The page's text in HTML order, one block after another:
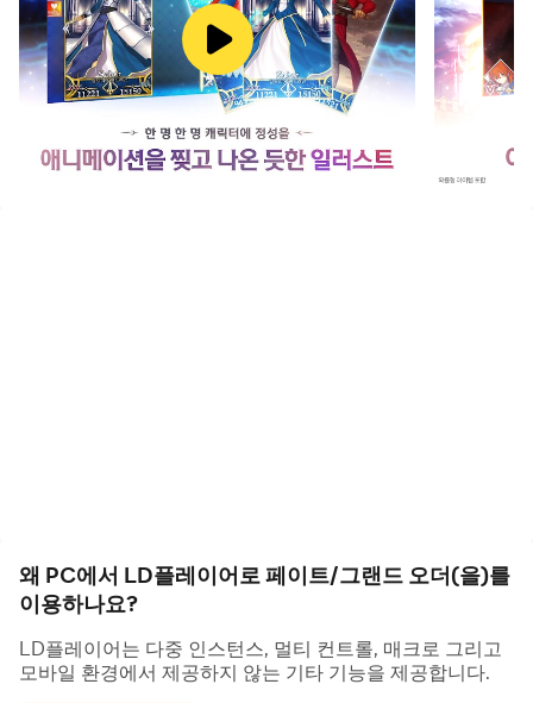
여러 계정을 육성하려면 다중 실행 및 멀티 컨트롤도 도움이
됩니다. 주 계정을 플레이하면서 부 계정을 실행하여 성장과
레벨업을 동시에 진행할 수 있습니다. 지금 컴퓨터에서 페이
트/그랜드 오더를 다운로드하고 플레이를 하세요!
▶▶▶▶▶▶▶게임 특징◀◀◀◀◀◀◀
▷TYPE-MOON 원작을 계승한 오리지널 페이트 시리즈◁
TYPE-MOON 간판 프랜차이즈, Fate의 세계관을 그대로
반영
왜 PC에서 LD플레이어로 페이트/그랜드 오더(을)를
이용하나요?
LD플레이어는 다중 인스턴스, 멀티 컨트롤, 매크로 그리고
모바일 환경에서 제공하지 않는 기타 기능을 제공합니다.